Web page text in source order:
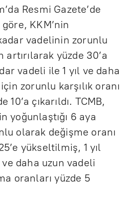
Resmi Gazete’de
KKM’nin
vadelinin zorunlu
artırılarak yüzde 30’a
vadeli ile 1 yıl ve daha
zorunlu karşılık oranı
10’a çıkarıldı. TCMB,
yoğunlaştığı 6 aya
olarak değişme oranı
yükseltilmiş, 1 yıl
ve daha uzun vadeli
oranları yüzde 5